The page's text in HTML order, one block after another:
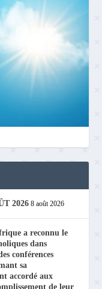
2026 8 août 2026
a reconnu le
dans
conférences
sa
accordé aux
de leur